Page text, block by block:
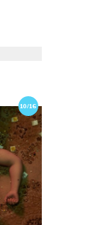
10/16